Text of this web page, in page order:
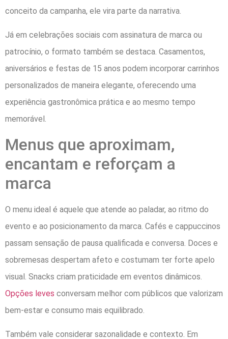
conceito da campanha, ele vira parte da narrativa.
Já em celebrações sociais com assinatura de marca ou
patrocínio, o formato também se destaca. Casamentos,
aniversários e festas de 15 anos podem incorporar carrinhos
personalizados de maneira elegante, oferecendo uma
experiência gastronômica prática e ao mesmo tempo
memorável.
Menus que aproximam,
encantam e reforçam a
marca
O menu ideal é aquele que atende ao paladar, ao ritmo do
evento e ao posicionamento da marca. Cafés e cappuccinos
passam sensação de pausa qualificada e conversa. Doces e
sobremesas despertam afeto e costumam ter forte apelo
visual. Snacks criam praticidade em eventos dinâmicos.
Opções leves conversam melhor com públicos que valorizam
bem-estar e consumo mais equilibrado.
Também vale considerar sazonalidade e contexto. Em